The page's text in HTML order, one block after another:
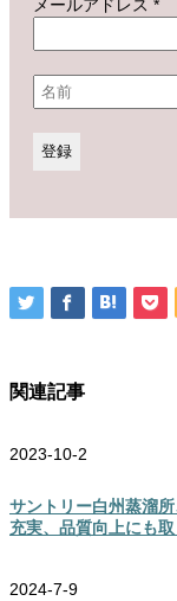
メールアドレス *
関連記事
2023-10-2
サントリー白州蒸溜
充実、品質向上にも
2024-7-9